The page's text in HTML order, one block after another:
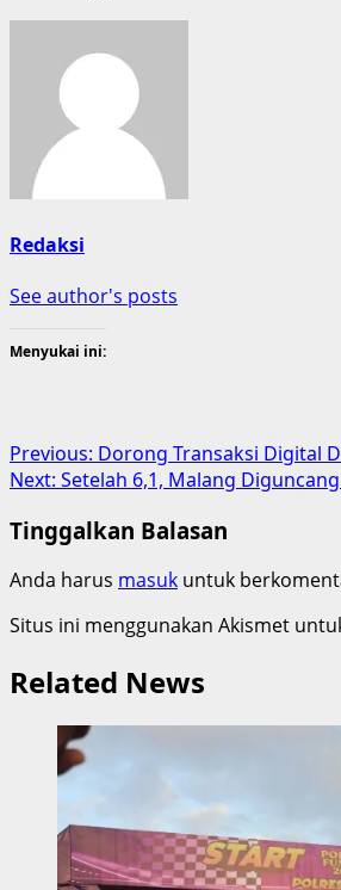
Redaksi
See author's posts
Menyukai ini:
Post
navigation
Previous: Dorong Transaksi Digital
Next: Setelah 6,1, Malang
Tinggalkan Balasan
Anda harus masuk untuk
Situs ini menggunakan Akismet
Related News